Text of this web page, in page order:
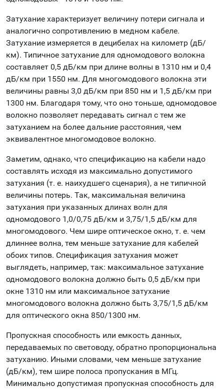
Затухание характеризует величину потери сигнала и
аналогично сопротивлению в медном кабеле.
Затухание измеряется в децибелах на километр (дБ/
км). Типичное затухание для одномодового волокна
составляет 0,5 дБ/км при длине волны в 1310 нм и 0,4
дБ/км при 1550 нм. Для многомодового волокна эти
величины равны 3,0 дБ/км при 850 нм и 1,5 дБ/км при
1300 нм. Благодаря тому, что оно тоньше, одномодовое
волокно позволяет передавать сигнал с тем же
затуханием на более дальние расстояния, чем
эквивалентное многомодовое волокно.
Заметим, однако, что спецификацию на кабели надо
составлять исходя из максимально допустимого
затухания (т. е. наихудшего сценария), а не типичной
величины потерь. Так, максимальная величина
затухания при указанных длинах волн для
одномодового 1,0/0,75 дБ/км и 3,75/1,5 дБ/км для
многомодового. Чем шире оптическое окно, т. е. чем
длиннее волна, тем меньше затухание для кабелей
обоих типов. Спецификация затухания может
выглядеть, например, так: максимальное затухание
одномодового волокна должно быть 0,5 дБ/км при
окне 1310 нм или максимальное затухание
многомодового волокна должно быть 3,75/1,5 дБ/км
для оптического окна 850/1300 нм.
Пропускная способность или емкость данных,
передаваемых по световоду, обратно пропорциональна
затуханию. Иными словами, чем меньше затухание
(дБ/км), тем шире полоса пропускания в МГц.
Минимально допустимая пропускная способность для